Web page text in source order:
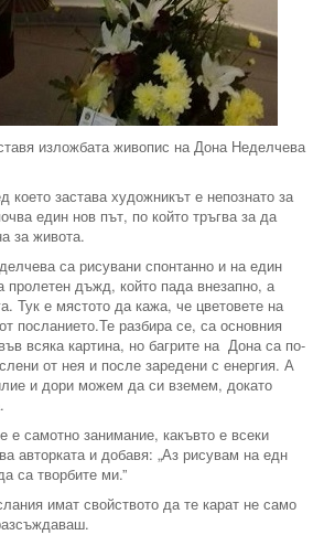
изложбата живопис на Дона Неделчева
което застава художникът е непознато за
един нов път, по който тръгва за да
за живота.
са рисувани спонтанно и на един
пролетен дъжд, който пада внезапно, а
Тук е мястото да кажа, че цветовете на
посланието.Те разбира се, са основния
всяка картина, но багрите на Дона са по-
от нея и после заредени с енергия. А
и дори можем да си вземем, докато
е самотно занимание, какъвто е всеки
авторката и добавя: „Аз рисувам на едн
са творбите ми.”
имат свойството да те карат не само